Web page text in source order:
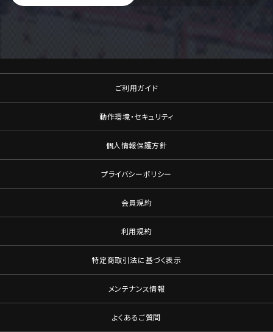
ご利用ガイド
動作環境・セキュリティ
個人情報保護方針
プライバシーポリシー
会員規約
利用規約
特定商取引法に基づく表示
メンテナンス情報
よくあるご質問